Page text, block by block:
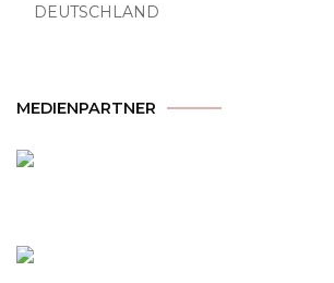
DEUTSCHLAND
MEDIENPARTNER